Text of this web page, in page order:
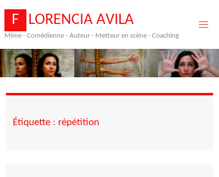
content
F LORENCIA AVILA
Mime - Comédienne - Auteur - Metteur en scène - Coaching
Étiquette : répétition